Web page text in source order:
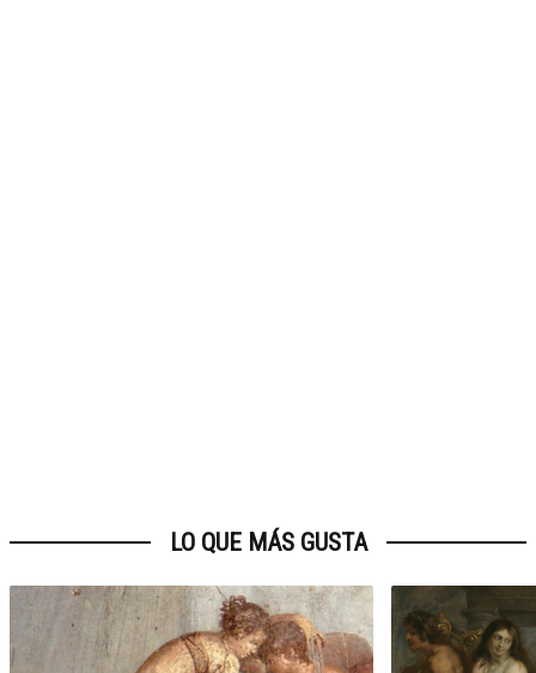
LO QUE MÁS GUSTA